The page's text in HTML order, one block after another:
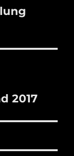
2017